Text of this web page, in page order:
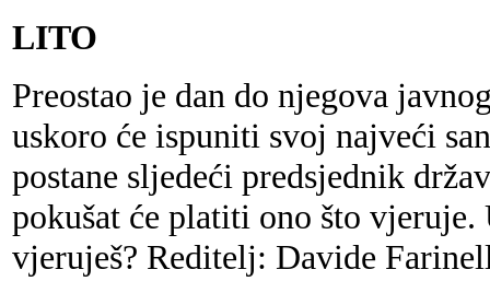
LITO
Preostao je dan do njegova
uskoro će ispuniti svoj najveći
postane sljedeći predsjednik
pokušat će platiti ono što
vjeruješ? Reditelj: Davide